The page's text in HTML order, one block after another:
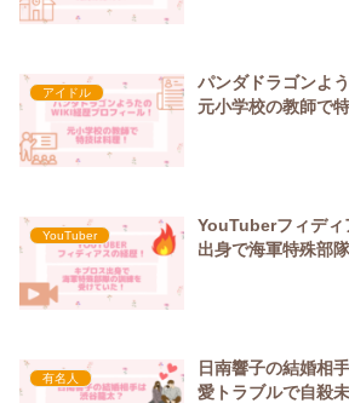
アイドル
パンダドラゴンよ
元小学校の教師で
YouTuber
YouTuberフィディ
出身で海軍特殊部
有名人
日南響子の結婚相
愛トラブルで自殺